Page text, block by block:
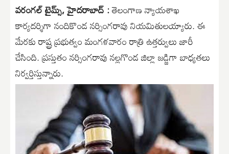
వరంగల్ టైమ్స్, హైదరాబాద్ :తెలంగాణ న్యాయశాఖ
కార్యదర్శిగా నందికొండ నర్సింగరావు నియమితులయ్యారు. ఈ
మేరకు రాష్ట్ర ప్రభుత్వం మంగళవారం రాత్రి ఉత్తర్వులు జారీ
చేసింది. ప్రస్తుతం నర్సింగరావు నల్లగొండ జిల్లా జడ్జిగా బాధ్యతలు
నిర్వర్తిస్తున్నారు.